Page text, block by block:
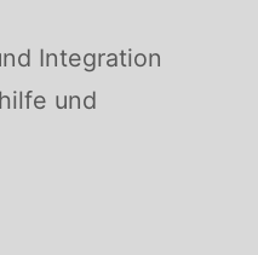
Integration
und